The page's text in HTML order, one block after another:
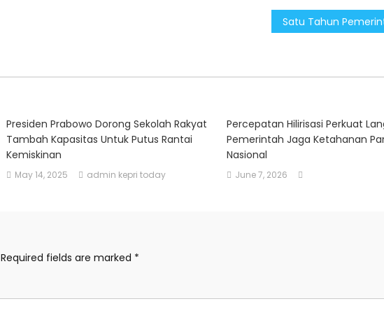
Presiden Prabowo Dorong Sekolah Rakyat
Tambah Kapasitas Untuk Putus Rantai
Kemiskinan
May 14, 2025 admin kepri today
Percepatan Hilirisasi Perkuat
Pemerintah Jaga Ketahanan
Nasional
June 7, 2026
Required fields are marked *